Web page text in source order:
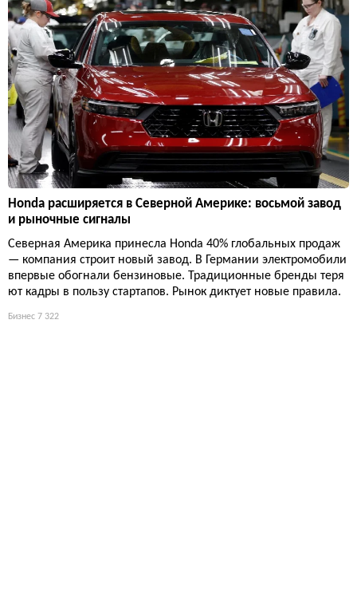
Honda расширяется в Северной Америке: восьмой завод
и рыночные сигналы
Северная Америка принесла Honda 40% глобальных продаж
— компания строит новый завод. В Германии электромобили
впервые обогнали бензиновые. Традиционные бренды теря
ют кадры в пользу стартапов. Рынок диктует новые правила.
Бизнес 7 322